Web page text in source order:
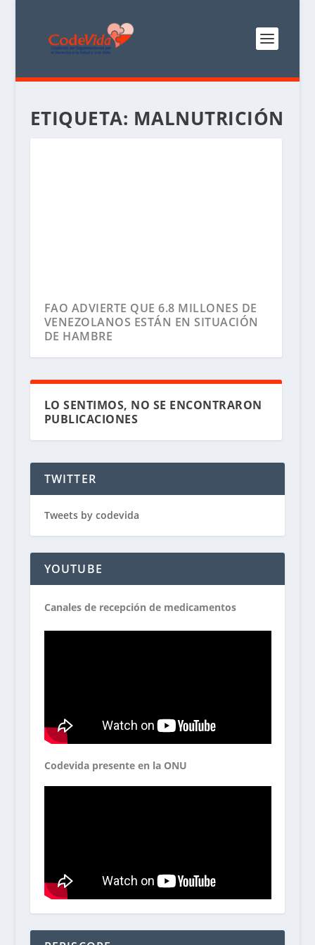
ETIQUETA: MALNUTRICIÓN
FAO ADVIERTE QUE 6.8 MILLONES DE
VENEZOLANOS ESTÁN EN SITUACIÓN
DE HAMBRE
LOS NIÑOS EN VENEZUELA
LO SENTIMOS, NO SE ENCONTRARON
PUBLICACIONES
TWITTER
Tweets by codevida
YOUTUBE
Canales de recepción de medicamentos
Codevida presente en la ONU